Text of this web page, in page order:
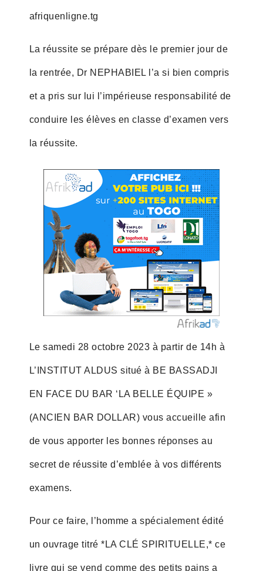
afriquenligne.tg
La réussite se prépare dès le premier jour de
la rentrée, Dr NEPHABIEL l’a si bien compris
et a pris sur lui l’impérieuse responsabilité de
conduire les élèves en classe d’examen vers
la réussite.
Le samedi 28 octobre 2023 à partir de 14h à
L’INSTITUT ALDUS situé à BE BASSADJI
EN FACE DU BAR ‘LA BELLE ÉQUIPE »
(ANCIEN BAR DOLLAR) vous accueille afin
de vous apporter les bonnes réponses au
secret de réussite d’emblée à vos différents
examens.
Pour ce faire, l’homme a spécialement édité
un ouvrage titré *LA CLÉ SPIRITUELLE,* ce
livre qui se vend comme des petits pains a